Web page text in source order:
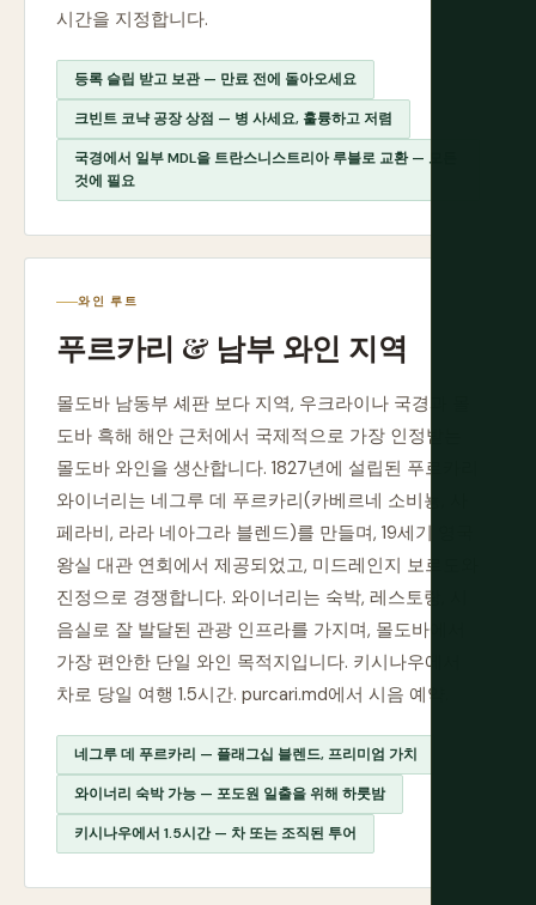
시간을 지정합니다.
등록 슬립 받고 보관 — 만료 전에 돌아오세요
크빈트 코냑 공장 상점 — 병 사세요, 훌륭하고 저렴
국경에서 일부 MDL을 트란스니스트리아 루블로 교환 — 모든
것에 필요
와인 루트
푸르카리 & 남부 와인 지역
몰도바 남동부 셰판 보다 지역, 우크라이나 국경과 몰
도바 흑해 해안 근처에서 국제적으로 가장 인정받는
몰도바 와인을 생산합니다. 1827년에 설립된 푸르카리
와이너리는 네그루 데 푸르카리(카베르네 소비뇽, 사
페라비, 라라 네아그라 블렌드)를 만들며, 19세기 영국
왕실 대관 연회에서 제공되었고, 미드레인지 보르도와
진정으로 경쟁합니다. 와이너리는 숙박, 레스토랑, 시
음실로 잘 발달된 관광 인프라를 가지며, 몰도바에서
가장 편안한 단일 와인 목적지입니다. 키시나우에서
차로 당일 여행 1.5시간. purcari.md에서 시음 예약.
네그루 데 푸르카리 — 플래그십 블렌드, 프리미엄 가치
와이너리 숙박 가능 — 포도원 일출을 위해 하룻밤
키시나우에서 1.5시간 — 차 또는 조직된 투어